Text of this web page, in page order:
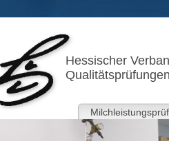
Hessischer